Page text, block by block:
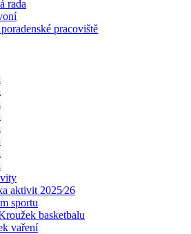
rada
pracoviště
aktivit 2025⁄26
sportu
basketbalu
vaření